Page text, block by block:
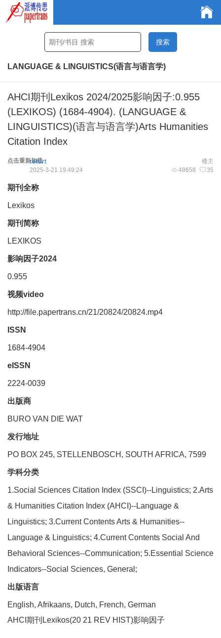
LANGUAGE & LINGUISTICS(语言与语言学)
AHCI期刊Lexikos 2024/2025影响因子:0.955
(LEXIKOS) (1684-4904). (LANGUAGE &
LINGUISTICS)(语言与语言学)Arts Humanities
Citation Index
点击重新加载 楼主
retort
48658 35
2025-3-21 19:49:24
期刊全称
Lexikos
期刊简称
LEXIKOS
影响因子2024
0.955
视频video
http://file.papertrans.cn/21/20824/20824.mp4
ISSN
1684-4904
eISSN
2224-0039
出版商
BURO VAN DIE WAT
发行地址
PO BOX 245, STELLENBOSCH, SOUTH AFRICA, 7599
学科分类
1.Social Sciences Citation Index (SSCI)--Linguistics; 2.Arts
& Humanities Citation Index (AHCI)--Language &
Linguistics; 3.Current Contents Arts & Humanities--
Language & Linguistics; 4.Current Contents Social And
Behavioral Sciences--Communication; 5.Essential Science
Indicators--Social Sciences, General;
出版语言
English, Afrikaans, Dutch, French, German
AHCI期刊Lexikos(20 21 REV HIST)影响因子